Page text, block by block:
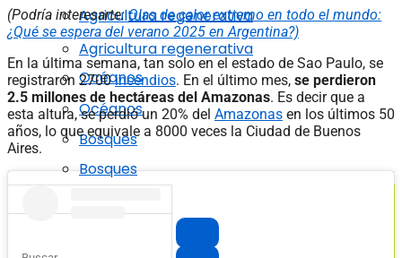
Agricultura regenerativa
Océanos
Bosques
Agricultura regenerativa
Océanos
Bosques
(Podría interesarte:Olas de calor extremo en todo el mundo:
¿Qué se espera del verano 2025 en Argentina?)
En la última semana, tan solo en el estado de Sao Paulo, se
registraron 2700incendios. En el último mes, se perdieron
2.5 millones de hectáreas del Amazonas. Es decir que a
esta altura, se perdió un 20% del Amazonas en los últimos 50
años, lo que equivale a 8000 veces la Ciudad de Buenos
Aires.